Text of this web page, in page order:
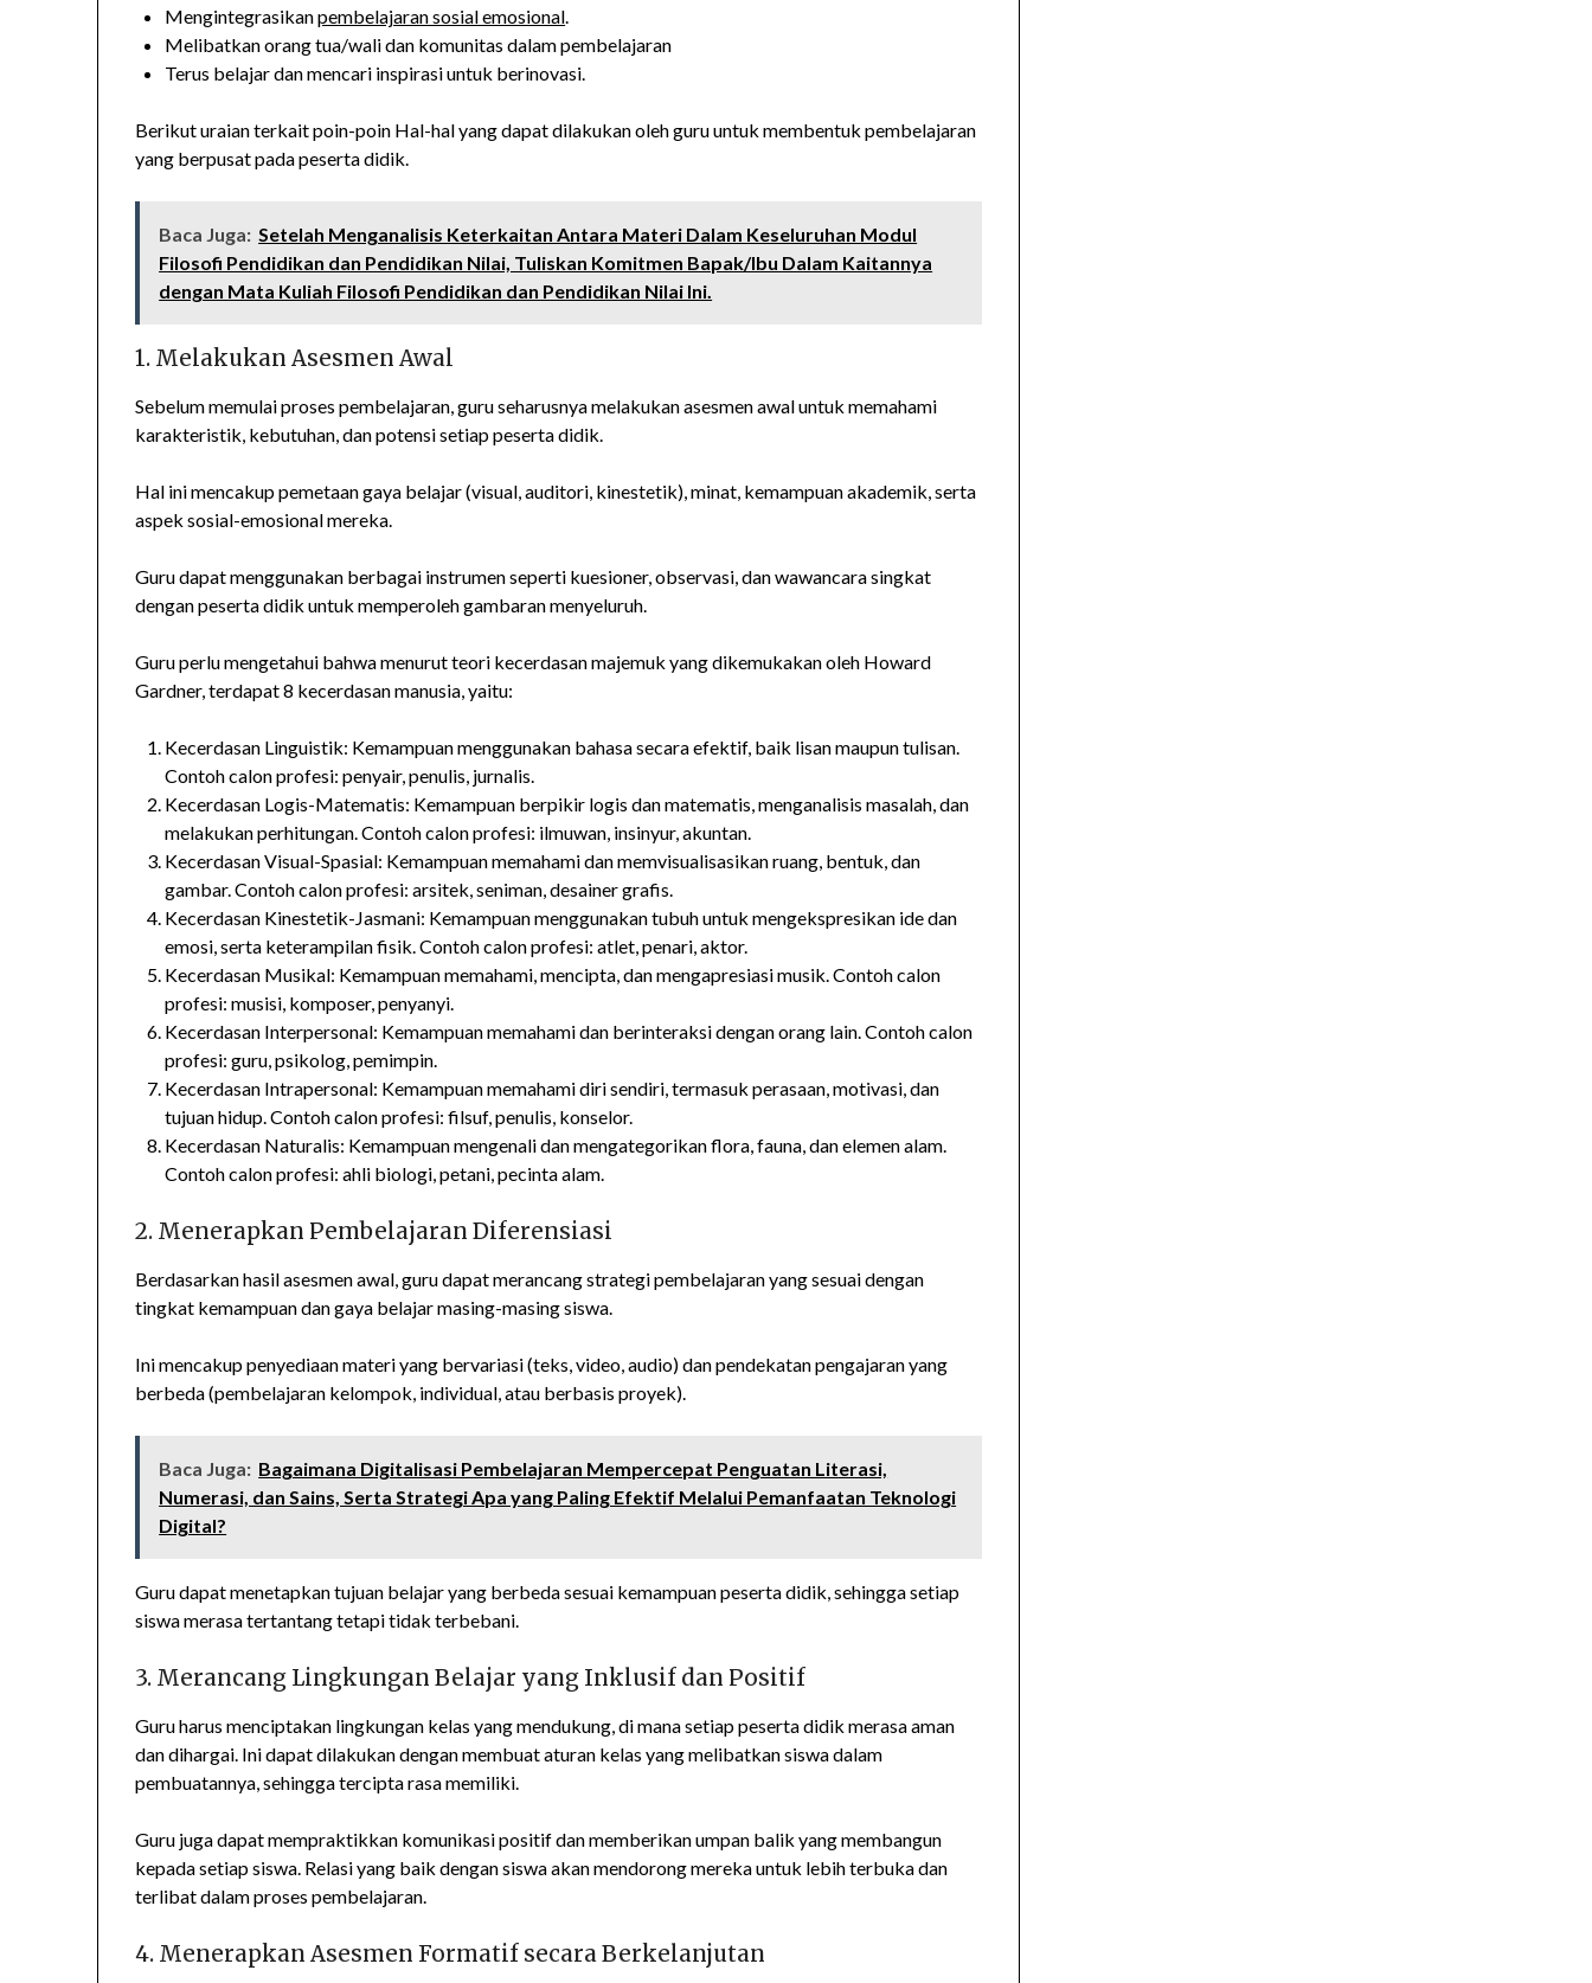
Mengintegrasikanpembelajaran sosial emosional.
Melibatkan orang tua/wali dan komunitas dalam pembelajaran
Terus belajar dan mencari inspirasi untuk berinovasi.
Berikut uraian terkait poin-poin Hal-hal yang dapat dilakukan oleh guru untuk membentuk pembelajaran
yang berpusat pada peserta didik.
Baca Juga: Setelah Menganalisis Keterkaitan Antara Materi Dalam Keseluruhan Modul
Filosofi Pendidikan dan Pendidikan Nilai, Tuliskan Komitmen Bapak/Ibu Dalam Kaitannya
dengan Mata Kuliah Filosofi Pendidikan dan Pendidikan Nilai Ini.
1. Melakukan Asesmen Awal
Sebelum memulai proses pembelajaran, guru seharusnya melakukan asesmen awal untuk memahami
karakteristik, kebutuhan, dan potensi setiap peserta didik.
Hal ini mencakup pemetaan gaya belajar (visual, auditori, kinestetik), minat, kemampuan akademik, serta
aspek sosial-emosional mereka.
Guru dapat menggunakan berbagai instrumen seperti kuesioner, observasi, dan wawancara singkat
dengan peserta didik untuk memperoleh gambaran menyeluruh.
Guru perlu mengetahui bahwa menurut teori kecerdasan majemuk yang dikemukakan oleh Howard
Gardner, terdapat 8 kecerdasan manusia, yaitu:
Kecerdasan Linguistik: Kemampuan menggunakan bahasa secara efektif, baik lisan maupun tulisan.
Contoh calon profesi: penyair, penulis, jurnalis.
Kecerdasan Logis-Matematis: Kemampuan berpikir logis dan matematis, menganalisis masalah, dan
melakukan perhitungan. Contoh calon profesi: ilmuwan, insinyur, akuntan.
Kecerdasan Visual-Spasial: Kemampuan memahami dan memvisualisasikan ruang, bentuk, dan
gambar. Contoh calon profesi: arsitek, seniman, desainer grafis.
Kecerdasan Kinestetik-Jasmani: Kemampuan menggunakan tubuh untuk mengekspresikan ide dan
emosi, serta keterampilan fisik. Contoh calon profesi: atlet, penari, aktor.
Kecerdasan Musikal: Kemampuan memahami, mencipta, dan mengapresiasi musik. Contoh calon
profesi: musisi, komposer, penyanyi.
Kecerdasan Interpersonal: Kemampuan memahami dan berinteraksi dengan orang lain. Contoh calon
profesi: guru, psikolog, pemimpin.
Kecerdasan Intrapersonal: Kemampuan memahami diri sendiri, termasuk perasaan, motivasi, dan
tujuan hidup. Contoh calon profesi: filsuf, penulis, konselor.
Kecerdasan Naturalis: Kemampuan mengenali dan mengategorikan flora, fauna, dan elemen alam.
Contoh calon profesi: ahli biologi, petani, pecinta alam.
2. Menerapkan Pembelajaran Diferensiasi
Berdasarkan hasil asesmen awal, guru dapat merancang strategi pembelajaran yang sesuai dengan
tingkat kemampuan dan gaya belajar masing-masing siswa.
Ini mencakup penyediaan materi yang bervariasi (teks, video, audio) dan pendekatan pengajaran yang
berbeda (pembelajaran kelompok, individual, atau berbasis proyek).
Baca Juga: Bagaimana Digitalisasi Pembelajaran Mempercepat Penguatan Literasi,
Numerasi, dan Sains, Serta Strategi Apa yang Paling Efektif Melalui Pemanfaatan Teknologi
Digital?
Guru dapat menetapkan tujuan belajar yang berbeda sesuai kemampuan peserta didik, sehingga setiap
siswa merasa tertantang tetapi tidak terbebani.
3. Merancang Lingkungan Belajar yang Inklusif dan Positif
Guru harus menciptakan lingkungan kelas yang mendukung, di mana setiap peserta didik merasa aman
dan dihargai. Ini dapat dilakukan dengan membuat aturan kelas yang melibatkan siswa dalam
pembuatannya, sehingga tercipta rasa memiliki.
Guru juga dapat mempraktikkan komunikasi positif dan memberikan umpan balik yang membangun
kepada setiap siswa. Relasi yang baik dengan siswa akan mendorong mereka untuk lebih terbuka dan
terlibat dalam proses pembelajaran.
4. Menerapkan Asesmen Formatif secara Berkelanjutan